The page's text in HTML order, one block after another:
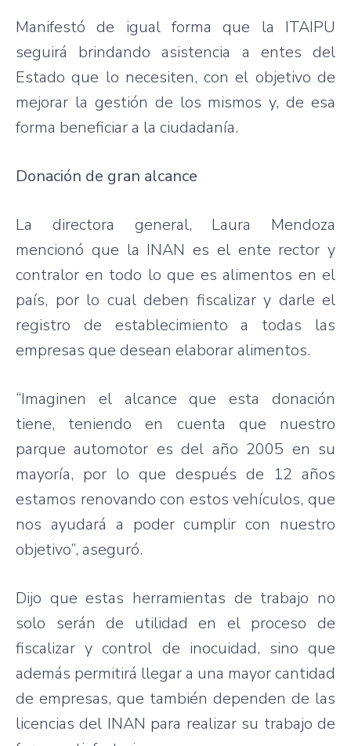
Manifestó de igual forma que la ITAIPU
seguirá brindando asistencia a entes del
Estado que lo necesiten, con el objetivo de
mejorar la gestión de los mismos y, de esa
forma beneficiar a la ciudadanía.
Donación de gran alcance
La directora general, Laura Mendoza
mencionó que la INAN es el ente rector y
contralor en todo lo que es alimentos en el
país, por lo cual deben fiscalizar y darle el
registro de establecimiento a todas las
empresas que desean elaborar alimentos.
“Imaginen el alcance que esta donación
tiene, teniendo en cuenta que nuestro
parque automotor es del año 2005 en su
mayoría, por lo que después de 12 años
estamos renovando con estos vehículos, que
nos ayudará a poder cumplir con nuestro
objetivo”, aseguró.
Dijo que estas herramientas de trabajo no
solo serán de utilidad en el proceso de
fiscalizar y control de inocuidad, sino que
además permitirá llegar a una mayor cantidad
de empresas, que también dependen de las
licencias del INAN para realizar su trabajo de